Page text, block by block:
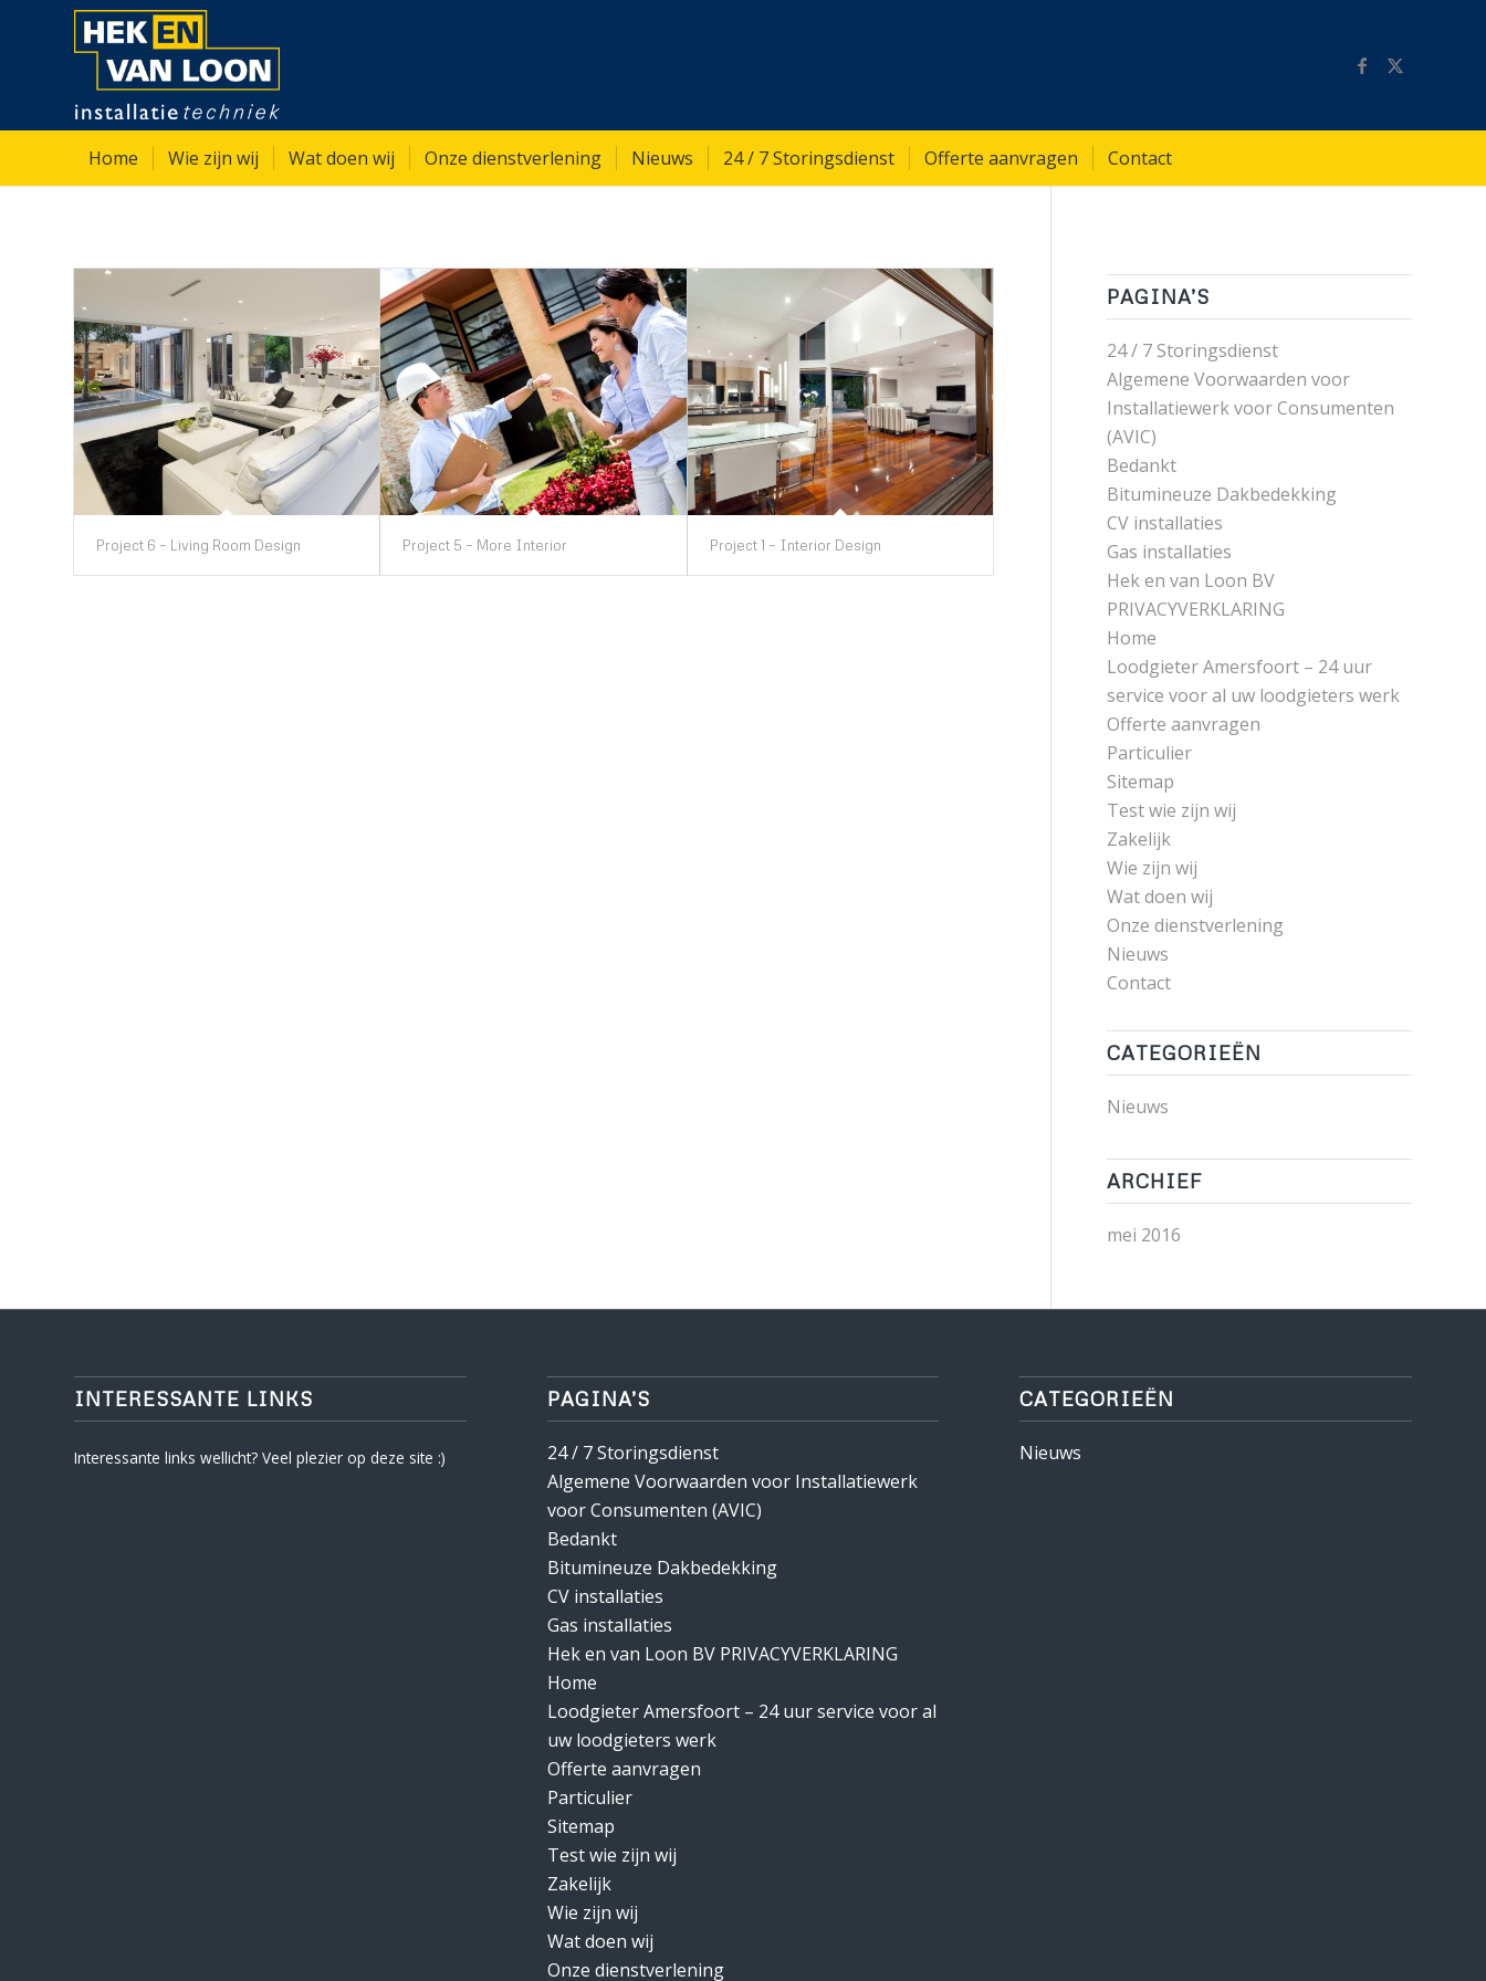
Home Wie zijn wij Wat doen wij Onze dienstverlening Nieuws 24 / 7 Storingsdienst Offerte aanvragen Contact
Project 6 – Living Room Design Project 5 – More Interior Project 1 – Interior Design
PAGINA’S
24 / 7 Storingsdienst
Algemene Voorwaarden voor
Installatiewerk voor Consumenten
(AVIC)
Bedankt
Bitumineuze Dakbedekking
CV installaties
Gas installaties
Hek en van Loon BV
PRIVACYVERKLARING
Home
Loodgieter Amersfoort – 24 uur
service voor al uw loodgieters werk
Offerte aanvragen
Particulier
Sitemap
Test wie zijn wij
Zakelijk
Wie zijn wij
Wat doen wij
Onze dienstverlening
Nieuws
Contact
CATEGORIEËN
Nieuws
ARCHIEF
mei 2016
INTERESSANTE LINKS
Interessante links wellicht? Veel plezier op deze site :)
PAGINA’S
24 / 7 Storingsdienst
Algemene Voorwaarden voor Installatiewerk
voor Consumenten (AVIC)
Bedankt
Bitumineuze Dakbedekking
CV installaties
Gas installaties
Hek en van Loon BV PRIVACYVERKLARING
Home
Loodgieter Amersfoort – 24 uur service voor al
uw loodgieters werk
Offerte aanvragen
Particulier
Sitemap
Test wie zijn wij
Zakelijk
Wie zijn wij
Wat doen wij
Onze dienstverlening
CATEGORIEËN
Nieuws